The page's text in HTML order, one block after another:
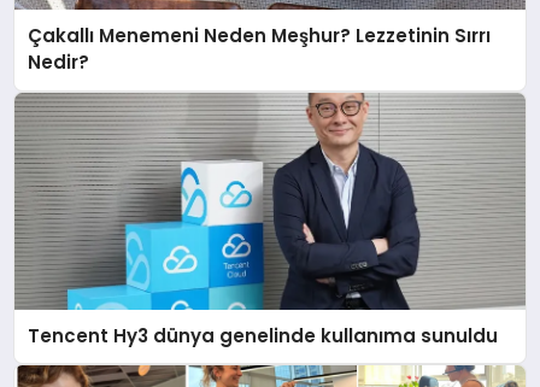
Çakallı Menemeni Neden Meşhur? Lezzetinin Sırrı
Nedir?
Tencent Hy3 dünya genelinde kullanıma sunuldu